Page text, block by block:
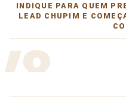
INDIQUE PARA QUEM
LEAD CHUPIM E